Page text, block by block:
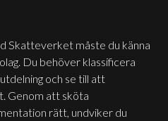
Skatteverket måste du känna
Du behöver klassificera
och se till att
Genom att sköta
rätt, undviker du